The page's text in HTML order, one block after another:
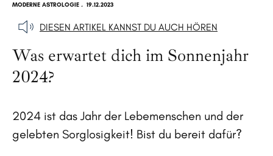
MODERNE ASTROLOGIE . 19.12.2023
DIESEN ARTIKEL KANNST DU AUCH HÖREN
Was erwartet dich im Sonnenjahr
2024?
2024 ist das Jahr der Lebemenschen und der
gelebten Sorglosigkeit! Bist du bereit dafür?